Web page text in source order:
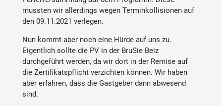
mussten wir allerdings wegen Terminkollisionen auf
den 09.11.2021 verlegen.
Nun kommt aber noch eine Hürde auf uns zu.
Eigentlich sollte die PV in der BruSie Beiz
durchgeführt werden, da wir dort in der Remise auf
die Zertifikatspflicht verzichten können. Wir haben
aber erfahren, dass die Gastgeber dann abwesend
sind.